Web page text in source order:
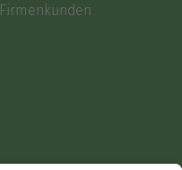
Firmenkunden